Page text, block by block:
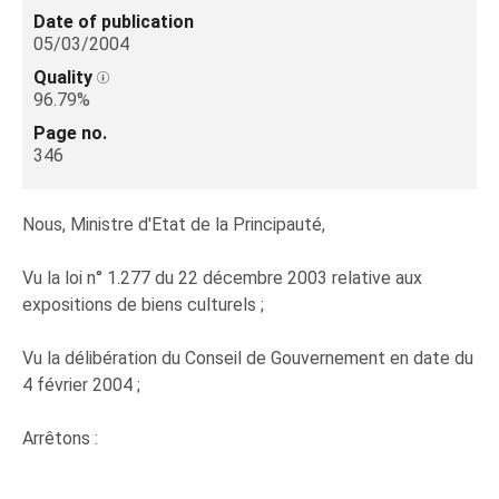
Date of publication
05/03/2004
Quality
96.79%
Page no.
346
Nous, Ministre d'Etat de la Principauté,
Vu la loi n° 1.277 du 22 décembre 2003 relative aux
expositions de biens culturels ;
Vu la délibération du Conseil de Gouvernement en date du
4 février 2004 ;
Arrêtons :